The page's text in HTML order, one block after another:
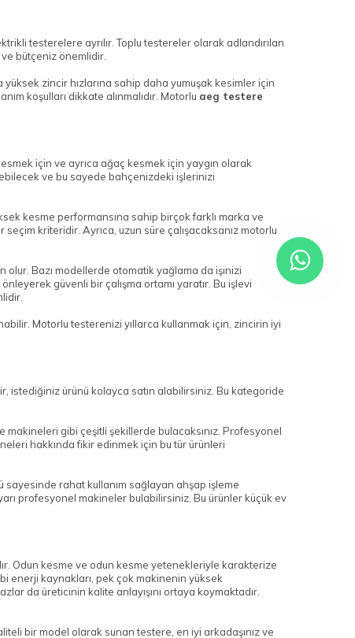
testerelere ayrılır. Toplu testereler olarak adlandırılan
ve bütçeniz önemlidir.
zincir hızlarına sahip daha yumuşak kesimler için
koşulları dikkate alınmalıdır. Motorlu aeg testere
için ve ayrıca ağaç kesmek için yaygın olarak
ve bu sayede bahçenizdeki işlerinizi
kesme performansına sahip birçok farklı marka ve
kriteridir. Ayrıca, uzun süre çalışacaksanız motorlu
olur. Bazı modellerde otomatik yağlama da işinizi
güvenli bir çalışma ortamı yaratır. Bu işlevi
Motorlu testerenizi yıllarca kullanmak için, zincirin iyi
istediğiniz ürünü kolayca satın alabilirsiniz. Bu kategoride
gibi çeşitli şekillerde bulacaksınız. Profesyonel
hakkında fikir edinmek için bu tür ürünleri
rahat kullanım sağlayan ahşap işleme
profesyonel makineler bulabilirsiniz. Bu ürünler küçük ev
Odun kesme ve odun kesme yetenekleriyle karakterize
enerji kaynakları, pek çok makinenin yüksek
da üreticinin kalite anlayışını ortaya koymaktadır.
bir model olarak sunan testere, en iyi arkadaşınız ve